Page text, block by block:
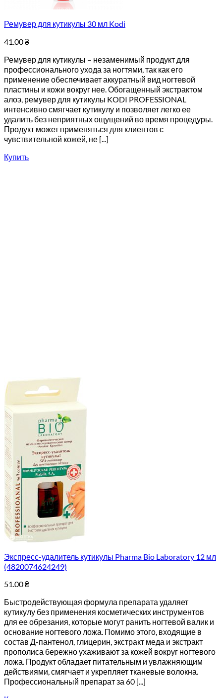
Ремувер для кутикулы 30 мл Kodi
41.00₴
Ремувер для кутикулы – незаменимый продукт для
профессионального ухода за ногтями, так как его
применение обеспечивает аккуратный вид ногтевой
пластины и кожи вокруг нее. Обогащенный экстрактом
алоэ, ремувер для кутикулы KODI PROFESSIONAL
интенсивно смягчает кутикулу и позволяет легко ее
удалить без неприятных ощущений во время процедуры.
Продукт может применяться для клиентов с
чувствительной кожей, не [...]
Купить
Экспресс-удалитель кутикулы Pharma Bio Laboratory 12 мл
(4820074624249)
51.00₴
Быстродействующая формула препарата удаляет
кутикулу без применения косметических инструментов
для ее обрезания, которые могут ранить ногтевой валик и
основание ногтевого ложа. Помимо этого, входящие в
состав Д-пантенол, глицерин, экстракт меда и экстракт
прополиса бережно ухаживают за кожей вокруг ногтевого
ложа. Продукт обладает питательным и увлажняющим
действиями, смягчает и укрепляет тканевые волокна.
Профессиональный препарат за 60 [...]